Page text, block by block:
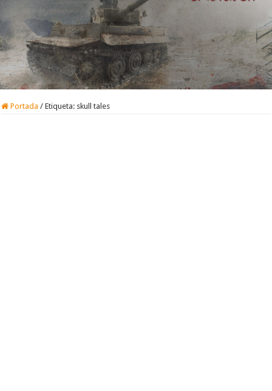
Portada / Etiqueta: skull tales